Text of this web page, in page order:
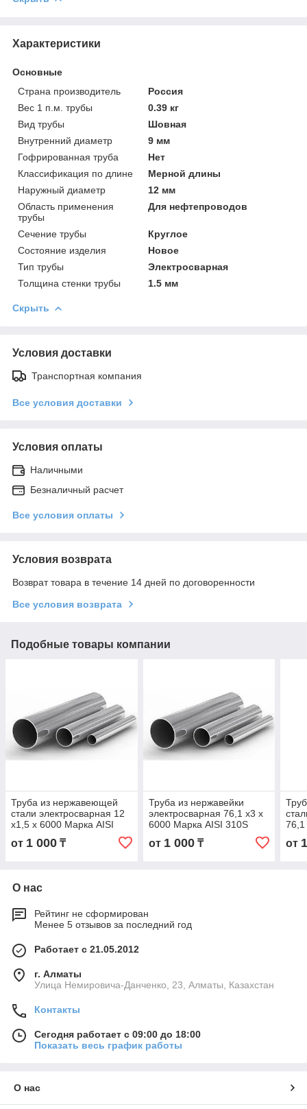
Характеристики
Основные
Страна производитель
Россия
Вес 1 п.м. трубы
0.39 кг
Вид трубы
Шовная
Внутренний диаметр
9 мм
Гофрированная труба
Нет
Классификация по длине
Мерной длины
Наружный диаметр
12 мм
Область применения
трубы
Для нефтепроводов
Сечение трубы
Круглое
Состояние изделия
Новое
Тип трубы
Электросварная
Толщина стенки трубы
1.5 мм
Скрыть
Условия доставки
Транспортная компания
Все условия доставки
Условия оплаты
Наличными
Безналичный расчет
Все условия оплаты
Условия возврата
Возврат товара в течение 14 дней по договоренности
Все условия возврата
Подобные товары компании
Труба из нержавеющей
стали электросварная 12
х1,5 х 6000 Марка AISI
от 1 000 ₸
Труба из нержавейки
электросварная 76,1 х3 х
6000 Марка AISI 310S
от 1 000₸
76,1
от
О нас
Рейтинг не сформирован
Менее 5 отзывов за последний год
Работает с 21.05.2012
г. Алматы
Улица Немировича-Данченко, 23, Алматы, Казахстан
Контакты
Сегодня работает с 09:00 до 18:00
Показать весь график работы
О нас